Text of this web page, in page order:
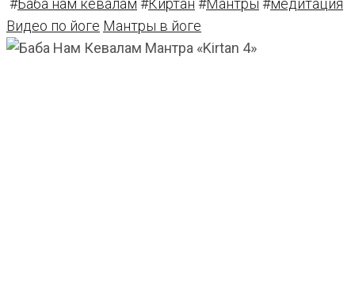
#Баба нам кевалам #Киртан #Мантры #медитация
Видео по йоге Мантры в йоге